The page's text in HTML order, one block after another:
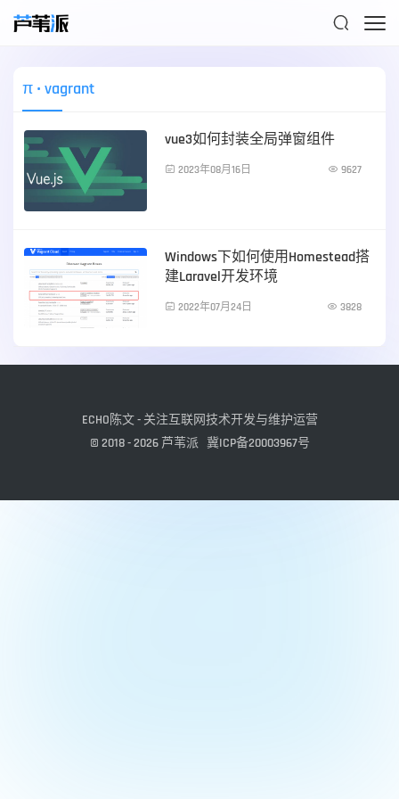

π • vagrant
前端技术
vue3如何封装全局弹窗组件
 2023年08月16日  9627
服务器运维
Windows下如何使用Homestead搭
建Laravel开发环境
 2022年07月24日  3828
ECHO陈文 - 关注互联网技术开发与维护运营
© 2018 - 2026 芦苇派 冀ICP备20003967号